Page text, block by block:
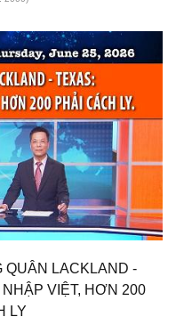
QUÂN LACKLAND -
VIỆT, HƠN 200
LY